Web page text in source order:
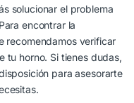
solucionar el problema
encontrar la
recomendamos verificar
tu horno. Si tienes dudas,
para asesorarte